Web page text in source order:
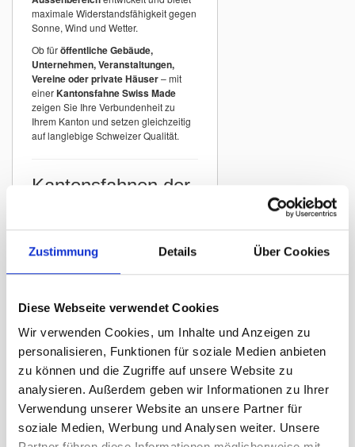
Zustimmung Details Über Cookies
Diese Webseite verwendet Cookies
Wir verwenden Cookies, um Inhalte und Anzeigen zu
personalisieren, Funktionen für soziale Medien anbieten
zu können und die Zugriffe auf unsere Website zu
analysieren. Außerdem geben wir Informationen zu Ihrer
Verwendung unserer Website an unsere Partner für
soziale Medien, Werbung und Analysen weiter. Unsere
maximale Widerstandsfähigkeit gegen
Sonne, Wind und Wetter.
Ob füröffentliche Gebäude,
Unternehmen, Veranstaltungen,
Vereine oder private Häuser– mit
einerKantonsfahne Swiss Made
zeigen Sie Ihre Verbundenheit zu
Ihrem Kanton und setzen gleichzeitig
auf langlebige Schweizer Qualität.
Kantonsfahnen der
In unserem Sortiment finden Sie
Kantonemit originalgetreuer
Darstellung der offiziellen Wappen.
Kantonsfahne Zürich
Kantonsfahne Bern
Kantonsfahne St. Gallen
Kantonsfahne Graubünden
Kantonsfahne Luzern
Kantonsfahne Thurgau